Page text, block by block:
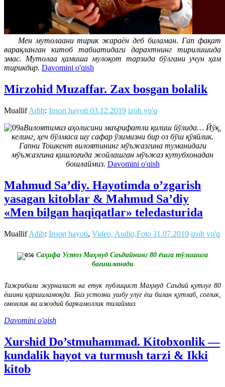
Мен мутолаани тирик жараён деб биламан. Гап фақат
варақланган китоб табиатидаги дарахтнинг тирилишида
эмас. Мутолаа ҳамиша мулоқот тарзида бўлгани учун ҳам
тирикдир. Davomini o'qish
Mirzohid Muzaffar. Zax bosgan bolalik
MuallifAdib: Inson hayoti 03.12.2019 izoh yo'q
Вилоятимиз аҳолисини маърифатли қилиш йўлида… Йўқ,
келинг, ҳеч бўлмаса шу сафар ўзимизни бир оз бўш қўяйлик.
Гапни Тошкент вилоятининг мўъжазгина туманидаги
мўъжазгина қишлоғида жойлашган мўъжаз кутубхонадан
бошлаймиз. Davomini o'qish
Mahmud Sa’diy. Hayotimda o’zgarish
yasagan kitoblar & Mahmud Sa’diy
«Men bilgan haqiqatlar» teledasturida
MuallifAdib: Inson hayoti, Video, Audio,Foto 11.07.2019 izoh yo'q
Саҳифа Устоз Маҳмуд Саъдийнинг 80 ёшга тўлишига
бағишланади
Тажрибали журналист ва етук публицист Маҳмуд Саъдий қутлуғ 80
ёшини қаршиламоқда. Биз устозни ушбу улуғ ёш билан қутлаб, соғлик,
омонлик ва ижодий баркамоллик тилаймиз.
Davomini o'qish
Xurshid Do’stmuhammad. Kitobxonlik —
kundalik hayot va turmush tarzi & Ikki
kitob